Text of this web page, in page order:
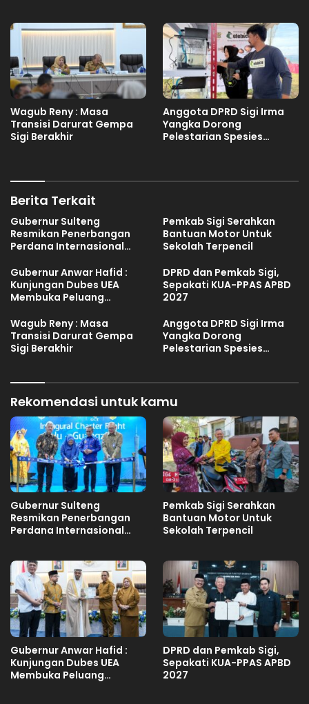
Wagub Reny : Masa
Transisi Darurat Gempa
Sigi Berakhir
Anggota DPRD Sigi Irma
Yangka Dorong
Pelestarian Spesies
Berita Terkait
Gubernur Sulteng
Resmikan Penerbangan
Perdana Internasional
Pemkab Sigi Serahkan
Bantuan Motor Untuk
Sekolah Terpencil
Gubernur Anwar Hafid :
Kunjungan Dubes UEA
Membuka Peluang
DPRD dan Pemkab Sigi,
Sepakati KUA-PPAS APBD
2027
Wagub Reny : Masa
Transisi Darurat Gempa
Sigi Berakhir
Anggota DPRD Sigi Irma
Yangka Dorong
Pelestarian Spesies
Rekomendasi untuk kamu
Gubernur Sulteng
Resmikan Penerbangan
Perdana Internasional
Pemkab Sigi Serahkan
Bantuan Motor Untuk
Sekolah Terpencil
Gubernur Anwar Hafid :
Kunjungan Dubes UEA
Membuka Peluang
DPRD dan Pemkab Sigi,
Sepakati KUA-PPAS APBD
2027